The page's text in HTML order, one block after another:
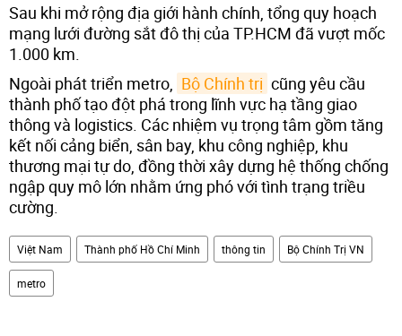
Sau khi mở rộng địa giới hành chính, tổng quy hoạch
mạng lưới đường sắt đô thị của TP.HCM đã vượt mốc
1.000 km.
Ngoài phát triển metro, Bộ Chính trị cũng yêu cầu
thành phố tạo đột phá trong lĩnh vực hạ tầng giao
thông và logistics. Các nhiệm vụ trọng tâm gồm tăng
kết nối cảng biển, sân bay, khu công nghiệp, khu
thương mại tự do, đồng thời xây dựng hệ thống chống
ngập quy mô lớn nhằm ứng phó với tình trạng triều
cường.
Việt Nam Thành phố Hồ Chí Minh thông tin Bộ Chính Trị VN
metro